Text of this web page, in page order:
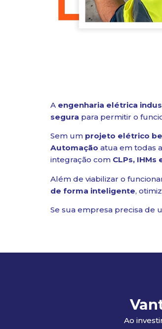
A engenharia elétrica
segura para permitir o
Sem um projeto elétrico
Automação atua em todas
integração com CLPs, IHMs
Além de viabilizar o
de forma inteligente,
Se sua empresa precisa de
Ao